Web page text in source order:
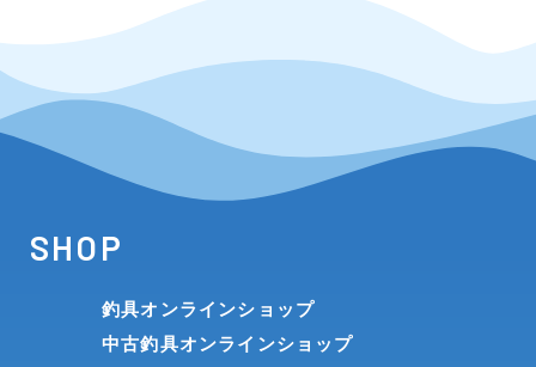
SHOP
釣具オンラインショップ
中古釣具オンラインショップ